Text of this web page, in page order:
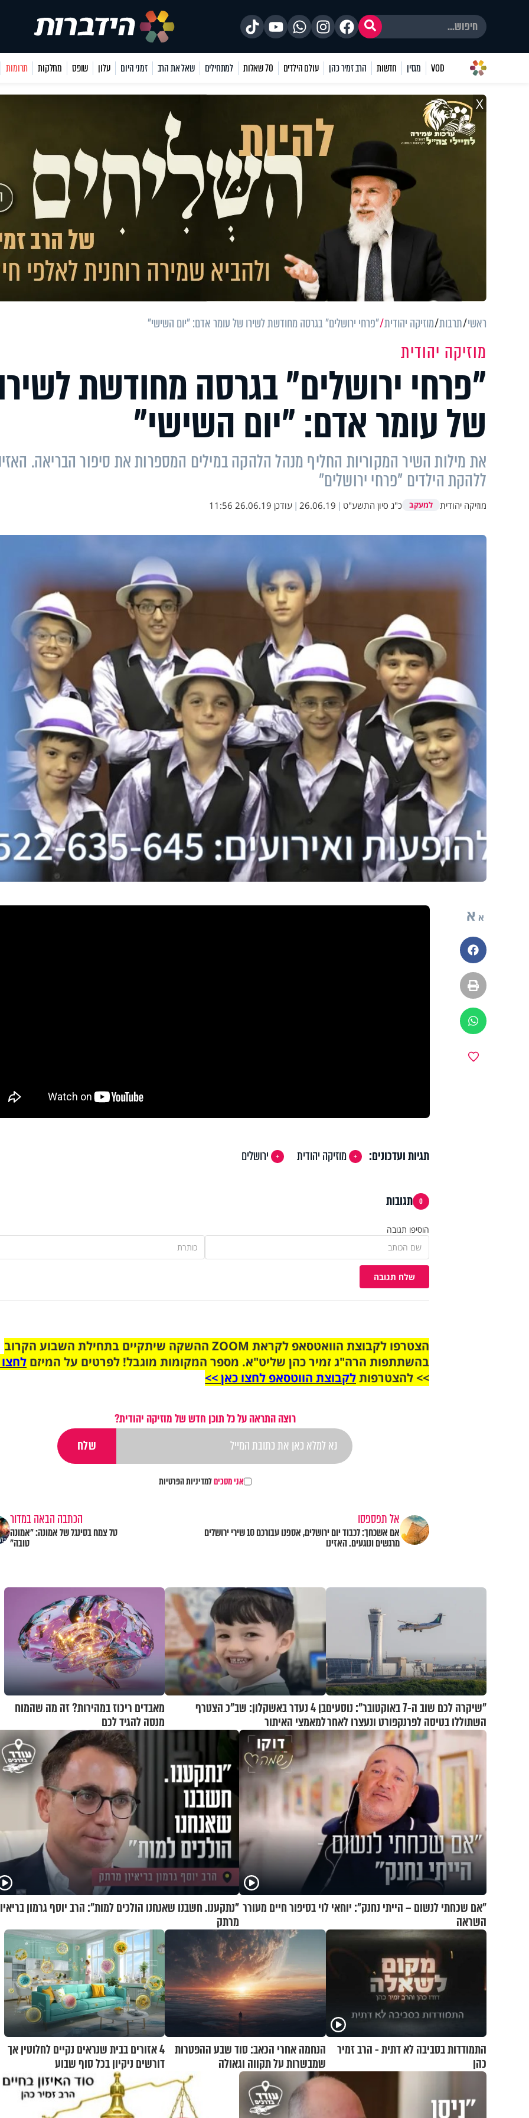
VOD מגזין חדשות הרב זמיר כהן עולם הילדים 70 שאלות למתחילים שאל את הרב זמני היום עלון שופס מחלקות תרומות
X
ראשי תרבות מוזיקה יהודית "פרחי ירושלים" בגרסה מחודשת לשירו של עומר אדם: "יום השישי"
מוזיקה יהודית
"פרחי ירושלים" בגרסה מחודשת
של עומר אדם: "יום השישי"
את מילות השיר המקוריות החליף מנהל הלהקה במילים המספרות את סיפור הבריאה.
ללהקת הילדים "פרחי ירושלים"
מוזיקה יהודית למעקב כ"ג סיון התשע"ט |
26.06.19
| עודכן 26.06.19 11:56
א א
פייסבוק
הדפסה
ווטסאפ
תגיות ועדכונים: מוזיקה יהודית ירושלים
0 תגובות
הוסיפו תגובה
שלח תגובה
הצטרפו לקבוצת הוואטסאפ לקראת ZOOM ההשקה שיתקיים בתחילת השבוע הקרוב
בהשתתפות הרה"ג זמיר כהן שליט"א. מספר המקומות מוגבל! לפרטים על המיזם
>> להצטרפותלקבוצת הווטסאפ לחצו כאן >>
רוצה התראה על כל תוכן חדש של מוזיקה יהודית?
אני מסכיםלמדיניות הפרטיות
אל תפספסו
אם אשכחך: לכבוד יום ירושלים, אספנו עבורכם 10 שירי ירושלים
מרגשים ונוגעים. האזינו
הכתבה הבאה במדור
טל צמח בסינגל של אמונה: "אמונה
טובה"
"שיקרה לכם שוב ה-7 באוקטובר": נוסעים
השתוללו בטיסה לפרנקפורט ונעצרו לאחר
שתקפו שוטרים
בן 4 נעדר באשקלון: שב"כ הצטרף
למאמצי האיתור
מאבדים ריכוז במהירות? זה מה שהמוח
מנסה להגיד לכם
"אם שכחתי לנשום – הייתי נחנק": יוחאי לוי בסיפור חיים מעורר
השראה
"נתקענו. חשבנו שאנחנו הולכים למות": הרב יוסף גרמון
מרתק
התמודדות בסביבה לא דתית - הרב זמיר
כהן
הנחמה אחרי הכאב: סוד שבע ההפטרות
שמבשרות על תקווה וגאולה
4 אזורים בבית שנראים נקיים לחלוטין אך
דורשים ניקיון בכל סוף שבוע